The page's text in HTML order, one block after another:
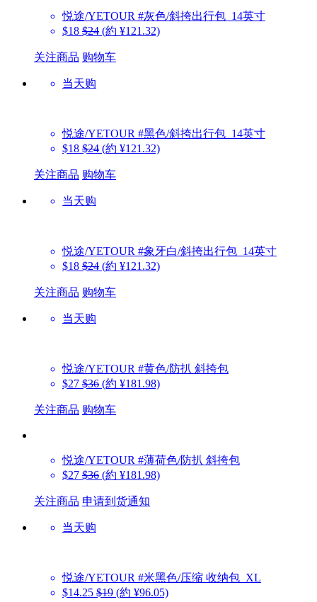
悦途/YETOUR #灰色/斜挎出行包_14英寸
$18 $24 (約 ¥121.32)
关注商品 购物车
当天购
悦途/YETOUR #黑色/斜挎出行包_14英寸
$18 $24 (約 ¥121.32)
关注商品 购物车
当天购
悦途/YETOUR #象牙白/斜挎出行包_14英寸
$18 $24 (約 ¥121.32)
关注商品 购物车
当天购
悦途/YETOUR #黄色/防扒 斜挎包
$27 $36 (約 ¥181.98)
关注商品 购物车
悦途/YETOUR #薄荷色/防扒 斜挎包
$27 $36 (約 ¥181.98)
关注商品 申请到货通知
当天购
悦途/YETOUR #米黑色/压缩 收纳包_XL
$14.25 $19 (約 ¥96.05)